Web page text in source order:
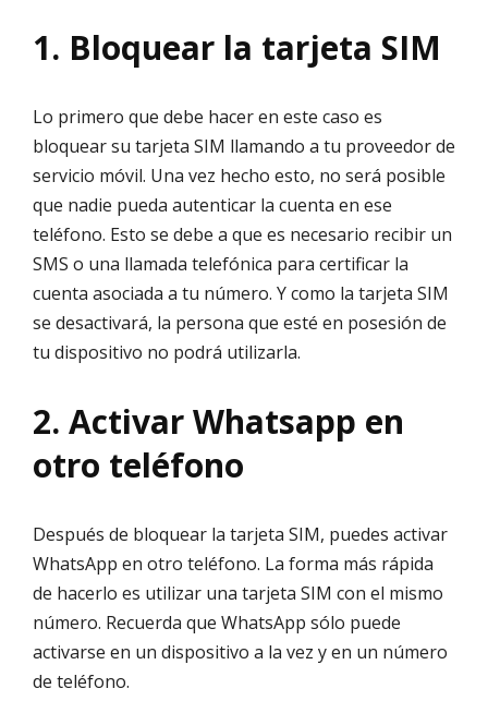
1. Bloquear la tarjeta SIM
Lo primero que debe hacer en este caso es
bloquear su tarjeta SIM llamando a tu proveedor de
servicio móvil. Una vez hecho esto, no será posible
que nadie pueda autenticar la cuenta en ese
teléfono. Esto se debe a que es necesario recibir un
SMS o una llamada telefónica para certificar la
cuenta asociada a tu número. Y como la tarjeta SIM
se desactivará, la persona que esté en posesión de
tu dispositivo no podrá utilizarla.
2. Activar Whatsapp en
otro teléfono
Después de bloquear la tarjeta SIM, puedes activar
WhatsApp en otro teléfono. La forma más rápida
de hacerlo es utilizar una tarjeta SIM con el mismo
número. Recuerda que WhatsApp sólo puede
activarse en un dispositivo a la vez y en un número
de teléfono.